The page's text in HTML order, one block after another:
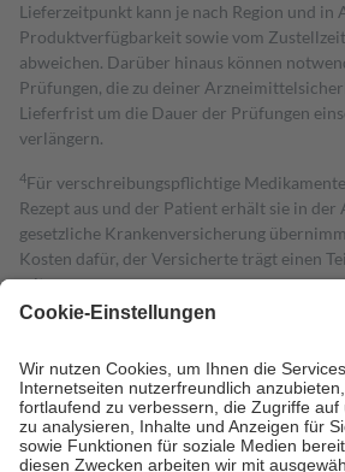
Lieferzeitpunkt kann je nach Region und in
Produktverfügbarkeit sowie vom
abweichen. Darüber hinaus können
Prüfungen, die zu deiner
Lieferfrist um die Dauer der Prüfungen
verlängern.
4Für verschreibungspflichtige
Rezept aus und der Patient erhält sie in der
gesetzliche Krankenversicherung
Kosten dafür, der Versicherte trägt einen
mit.
Grundsätzlich leisten Mitglieder
höchstens zehn Euro.
Es sind jedoch nie
Kosten der Leistung zu entrichten.
Diese Regeln gelten grundsätzlich auch für
Bei Heilmitteln und häuslicher
Zuzahlung zehn Prozent der Kosten sowie